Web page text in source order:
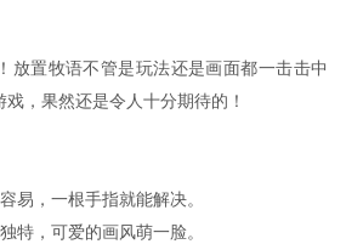
置牧语不管是玩法还是画面都一击击中
，果然还是令人十分期待的！
，一根手指就能解决。
，可爱的画风萌一脸。